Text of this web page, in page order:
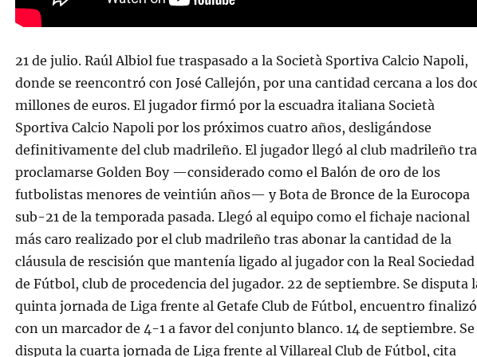
21 de julio. Raúl Albiol fue traspasado a la Società Sportiva Calcio Napoli,
donde se reencontró con José Callejón, por una cantidad cercana a los
millones de euros. El jugador firmó por la escuadra italiana Società
Sportiva Calcio Napoli por los próximos cuatro años, desligándose
definitivamente del club madrileño. El jugador llegó al club madrileño
proclamarse Golden Boy —considerado como el Balón de oro de los
futbolistas menores de veintiún años— y Bota de Bronce de la Eurocopa
sub-21 de la temporada pasada. Llegó al equipo como el fichaje nacional
más caro realizado por el club madrileño tras abonar la cantidad de la
cláusula de rescisión que mantenía ligado al jugador con la Real Sociedad
de Fútbol, club de procedencia del jugador. 22 de septiembre. Se disputa
quinta jornada de Liga frente al Getafe Club de Fútbol, encuentro finalizó
con un marcador de 4-1 a favor del conjunto blanco. 14 de septiembre. Se
disputa la cuarta jornada de Liga frente al Villareal Club de Fútbol, cita